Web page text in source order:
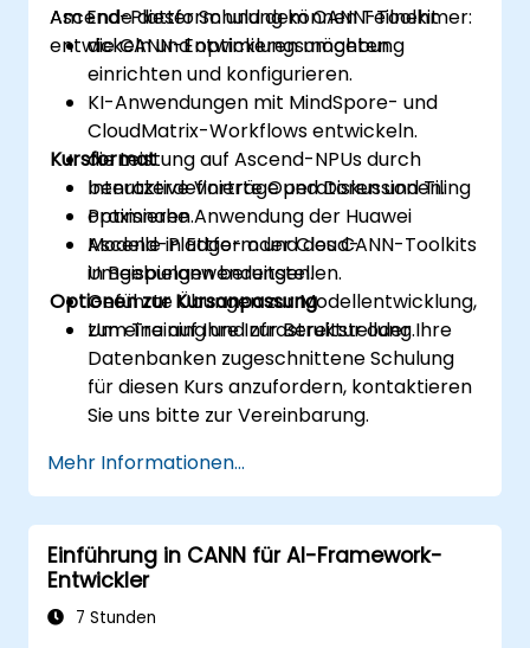
Ascend-Plattform und dem CANN-Toolkit
entwickeln und optimieren möchten.
Am Ende dieser Schulung können Teilnehmer:
die CANN-Entwicklungsumgebung
einrichten und konfigurieren.
KI-Anwendungen mit MindSpore- und
CloudMatrix-Workflows entwickeln.
die Leistung auf Ascend-NPUs durch
benutzerdefinierte Operatoren und Tiling
optimieren.
Modelle in Edge- oder Cloud-
Umgebungen bereitstellen.
Kursformat
Interaktive Vorträge und Diskussionen.
Praxisnahe Anwendung der Huawei
Ascend-Plattform und des CANN-Toolkits
in Beispielanwendungen.
Geführte Übungen zur Modellentwicklung,
zum Training und zur Bereitstellung.
Optionen zur Kursanpassung
Um eine auf Ihre Infrastruktur oder Ihre
Datenbanken zugeschnittene Schulung
für diesen Kurs anzufordern, kontaktieren
Sie uns bitte zur Vereinbarung.
Mehr Informationen...
Einführung in CANN für AI-Framework-
Entwickler
7 Stunden